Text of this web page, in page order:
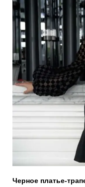
Черное платье-